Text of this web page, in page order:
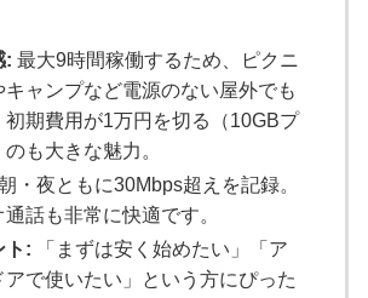
: 最大9時間稼働するため、ピクニ
キャンプなど電源のない屋外でも
初期費用が1万円を切る（10GBプ
も大きな魅力。
・夜ともに30Mbps超えを記録。
通話も非常に快適です。
ト: 「まずは安く始めたい」「ア
アで使いたい」という方にぴった